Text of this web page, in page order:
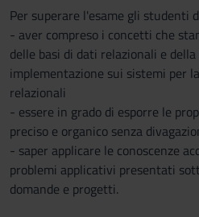
Per superare l'esame gli studenti
- aver compreso i concetti che
delle basi di dati relazionali e
implementazione sui sistemi per
relazionali
- essere in grado di esporre le
preciso e organico senza
- saper applicare le conoscenze
problemi applicativi presentati
domande e progetti.